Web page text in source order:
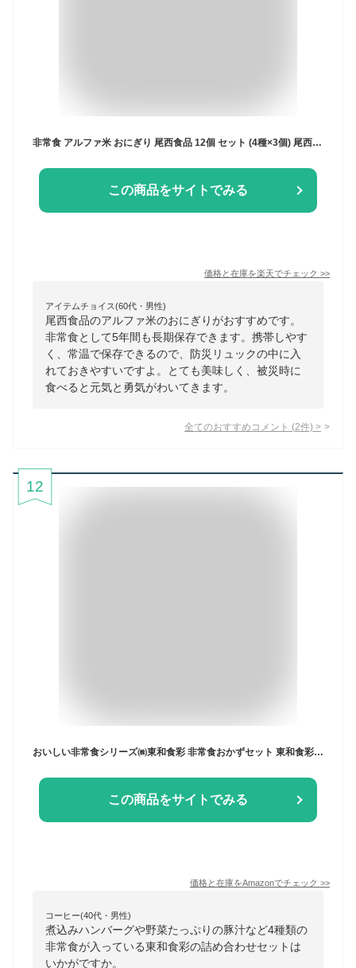
非常食 アルファ米 おにぎり 尾西食品 12個 セット (4種×3個) 尾西 携帯おにぎり 鮭 わかめ 五目おこわ 昆布 保存食 防災食 常温 長期保存 防災グッズ 防災 食品 災害 備蓄 食料 防災用品 アウトドア キャンプ *
この商品をサイトでみる
価格と在庫を楽天でチェック >>
アイテムチョイス(60代・男性)
尾西食品のアルファ米のおにぎりがおすすめです。
非常食として5年間も長期保存できます。携帯しやす
く、常温で保存できるので、防災リュックの中に入
れておきやすいですよ。とても美味しく、被災時に
食べると元気と勇気がわいてきます。
全てのおすすめコメント (2件) >
12
おいしい非常食シリーズ㈱東和食彩 非常食おかずセット 東和食彩 備蓄用惣菜４種×2
この商品をサイトでみる
価格と在庫をAmazonでチェック >>
コーヒー(40代・男性)
煮込みハンバーグや野菜たっぷりの豚汁など4種類の
非常食が入っている東和食彩の詰め合わせセットは
いかがですか。